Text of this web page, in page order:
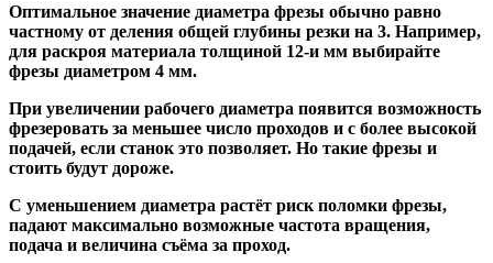
Оптимальное значение диаметра фрезы обычно равно
частному от деления общей глубины резки на 3. Например,
для раскроя материала толщиной 12-и мм выбирайте
фрезы диаметром 4 мм.
При увеличении рабочего диаметра появится возможность
фрезеровать за меньшее число проходов и с более высокой
подачей, если станок это позволяет. Но такие фрезы и
стоить будут дороже.
С уменьшением диаметра растёт риск поломки фрезы,
падают максимально возможные частота вращения,
подача и величина съёма за проход.